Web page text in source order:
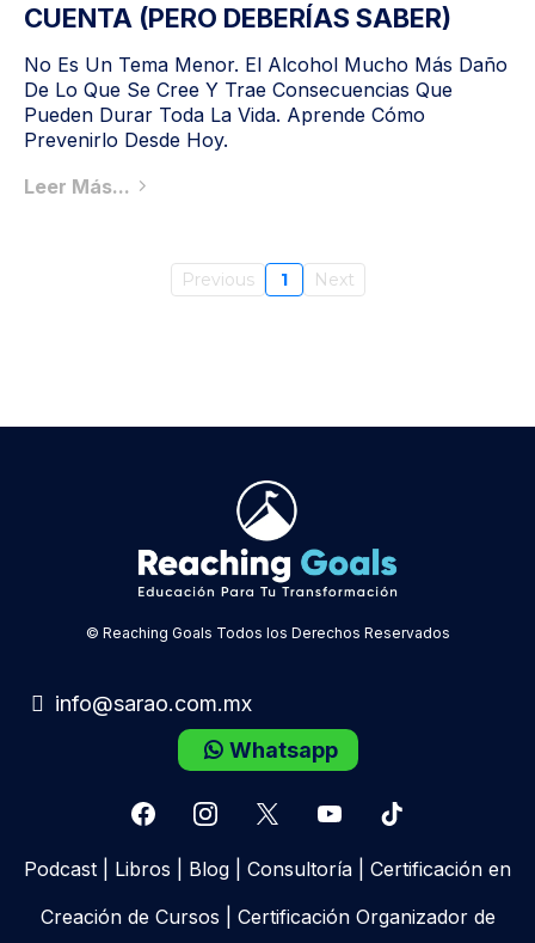
CUENTA (PERO DEBERÍAS SABER)
No Es Un Tema Menor. El Alcohol Mucho Más Daño
De Lo Que Se Cree Y Trae Consecuencias Que
Pueden Durar Toda La Vida. Aprende Cómo
Prevenirlo Desde Hoy.
Leer Más...
Previous 1 Next
© Reaching Goals Todos los Derechos Reservados
info@sarao.com.mx
Whatsapp
Podcast Libros Blog Consultoría
Certificación en
Creación de Cursos
Certificación Organizador de